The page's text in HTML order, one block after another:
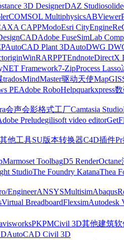
3D DesignerDAZ Studio
COMSOL MultiphysicsABViewer
CAPPModoEsri CityEngine
Adobe FuseSimLab
AutoCAD Plant 3DAutoDWG
originWinRARPPTEndnoteDirectX
NET Framework7-ZipProcess Lasso
tradosMindMaster驱动天使MapGIS
PEAdobe RoboHelpquarkxpress
会声会影格式工厂Camtasia Studio
Preludegilisoft video editor
其他工具SU版本转换器C4D插件
Marmoset ToolbagD5 Render
StudioThe Foundry KatanaThea
EngineerANSYSMultisimAbaqus
Virtual BreadboardFlexsimAutodesk
PKPMCivil 3D其他建筑软
AutoCAD Civil 3D